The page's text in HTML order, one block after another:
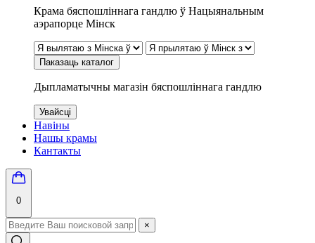
Крама бяспошліннага гандлю ў Нацыянальным
аэрапорце Мінск
Паказаць каталог
Дыпламатычны магазін бяспошліннага гандлю
Увайсці
Навіны
Нашы крамы
Кантакты
0
×